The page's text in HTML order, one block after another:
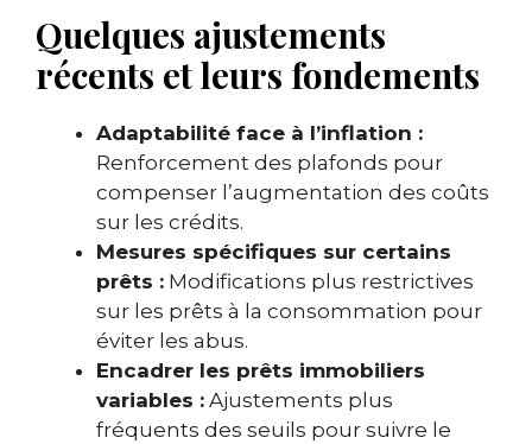
Quelques ajustements
récents et leurs fondements
Adaptabilité face à l’inflation :
Renforcement des plafonds pour
compenser l’augmentation des coûts
sur les crédits.
Mesures spécifiques sur certains
prêts : Modifications plus restrictives
sur les prêts à la consommation pour
éviter les abus.
Encadrer les prêts immobiliers
variables : Ajustements plus
fréquents des seuils pour suivre le